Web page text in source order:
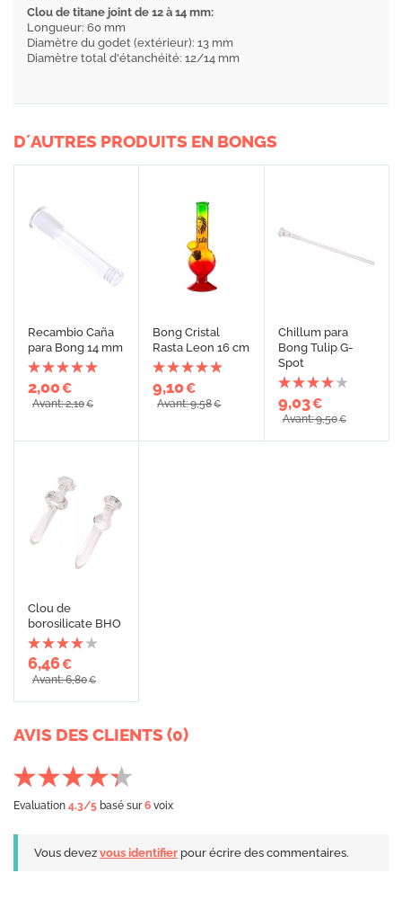
Clou de titane joint de 12 à 14 mm:
Longueur: 60 mm
Diamètre du godet (extérieur): 13 mm
Diamètre total d'étanchéité: 12/14 mm
D´AUTRES PRODUITS EN BONGS
Recambio Caña
para Bong 14 mm
2,00€
Avant: 2,10€
Bong Cristal
Rasta Leon 16 cm
9,10€
Avant: 9,58€
Chillum para
Bong Tulip G-
Spot
9,03€
Avant: 9,50€
Clou de
borosilicate BHO
6,46€
Avant: 6,80€
AVIS DES CLIENTS (0)
Evaluation 4.3/5 basé sur6 voix
Vous devez vous identifier pour écrire des commentaires.